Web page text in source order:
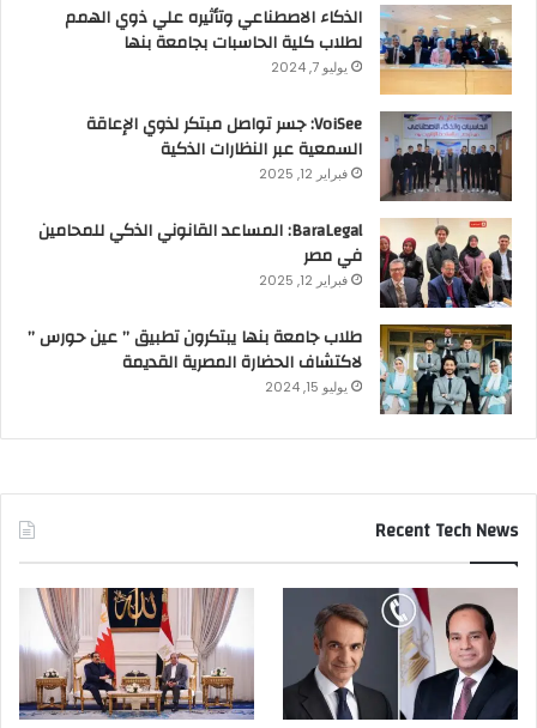
الذكاء الاصطناعي وتأثيره علي ذوي الهمم
لطلاب كلية الحاسبات بجامعة بنها
يوليو 7, 2024
VoiSee: جسر تواصل مبتكر لذوي الإعاقة
السمعية عبر النظارات الذكية
فبراير 12, 2025
BaraLegal: المساعد القانوني الذكي للمحامين
في مصر
فبراير 12, 2025
طلاب جامعة بنها يبتكرون تطبيق ” عين حورس ”
لاكتشاف الحضارة المصرية القديمة
يوليو 15, 2024
Recent Tech News